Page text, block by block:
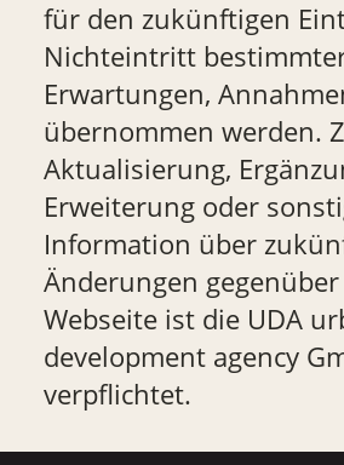
für den zukünftigen
Nichteintritt
Erwartungen,
übernommen werden.
Aktualisierung,
Erweiterung oder
Information über
Änderungen
Webseite ist die UDA
development agency
verpflichtet.